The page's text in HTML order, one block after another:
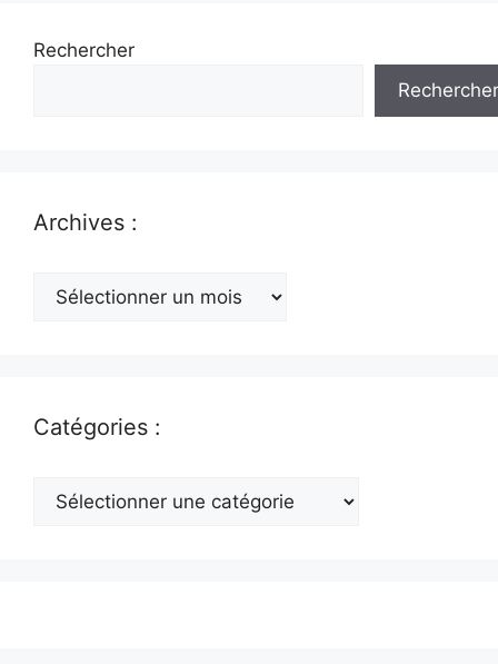
Rechercher
Rechercher
Archives :
Archives
Catégories :
Catégories